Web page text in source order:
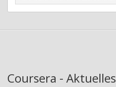
Coursera - Aktuelles